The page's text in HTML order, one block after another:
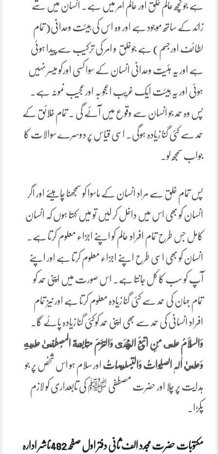
ہے جو کچھ عالم خلق اور عالم امر میں ہے۔ انسان میں شے
زائد کے ساتھ موجود ہے اور وہ اس کی ہیئت وحدانی(تمام
لطائف اورجسم) ہے جوخلق و امر کی ترکیب سے پیدا ہوئی
ہے اور یہ ہئیت وحدانی انسان کے سوا کسی اورکو میسر نہیں
ہوئی اور یہ ہیئت ایک غریب اعجو بہ اورعجیب نمونہ ہے۔
پس وہ حمد جو انسان سے وقوع میں آئے گی ۔ تمام خلائق کے
حمد سے کئی گنا زیادہ ہوگی۔ اسی قیاس پر دوسرے سوالات کا
جواب سمجھ لو۔
پس تمام خلق سے مراد انسان کے ماسوا کو سمجھنا چاہیئے اور اگر
انسان کو بھی اس میں داخل کر لیں تو میں کہتا ہوں کہ انسان
کامل جس طرح تمام افراد عالم کو اپنے اجزاء معلوم کرتا ہے۔
انسان کو بھی اسی طرح اپنے اجزاء معلوم کرتا ہے اور اپنے
آپ کو سب کا کل جانتا ہے۔ اس صورت میں اپنی حمد کو
تمام جہان کی حمد سے کئی گنا زیادہ معلوم کرتا ہے اور نیز تمام
افراد انسانی کی حمد سے بھی اپنی حمد کوکئی گنا زیادہ پائے گا۔
وَالسَّلَامُ عَلَى مَنِ اتَّبَعَ الْهُدَى وَالتَزَمَ مُتَابَعَةَ المُصطَفىٰ عَلَيهِ
وَعَليٰ اٰلِہٖ الصَّلَواتُ وَالتَّسلِيمَاتُ اور سلام ہو اس شخص پر جو
ہدایت پر چلا اور حضرت مصطفی ﷺ کی تابعداری کو لازم
پکڑا۔
مکتوبات حضرت مجدد الف ثانی دفتر اول صفحہ482ناشر ادارہ